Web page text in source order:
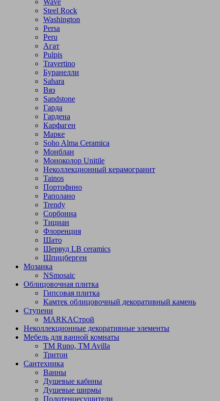
Steel Rock
Washington
Persa
Peru
Агат
Pulpis
Travertino
Буранелли
Sahara
Вяз
Sandstone
Гарда
Гардена
Карфаген
Марке
Soho Alma Ceramica
Монблан
Моноколор Unitile
Неколлекционный керамогранит
Tainos
Портофино
Раполано
Trendy
Сорбонна
Тициан
Флоренция
Шато
Шервуд LB ceramics
Шпицберген
Мозаика
NSmosaic
Облицовочная плитка
Гипсовая плитка
Камтек облицовочный декоративный камень
Ступени
МARKAСтрой
Неколлекционные декоративные элементы
Мебель для ванной комнаты
TM Runo, TM Avilla
Тритон
Сантехника
Ванны
Душевые кабины
Душевые ширмы
Полотенцесушители